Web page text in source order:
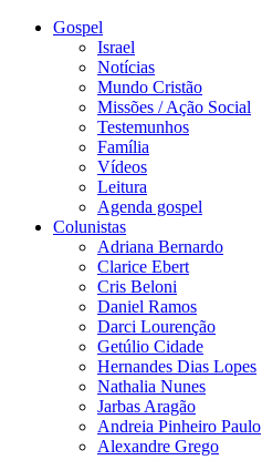
Gospel
Israel
Notícias
Mundo Cristão
Missões / Ação Social
Testemunhos
Família
Vídeos
Leitura
Agenda gospel
Colunistas
Adriana Bernardo
Clarice Ebert
Cris Beloni
Daniel Ramos
Darci Lourenção
Getúlio Cidade
Hernandes Dias Lopes
Nathalia Nunes
Jarbas Aragão
Andreia Pinheiro Paulo
Alexandre Grego